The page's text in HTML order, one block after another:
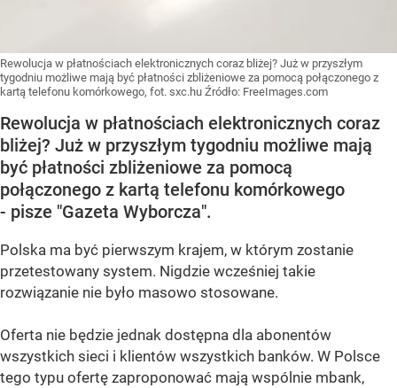
Rewolucja w płatnościach elektronicznych coraz bliżej? Już w przyszłym
tygodniu możliwe mają być płatności zbliżeniowe za pomocą połączonego z
kartą telefonu komórkowego, fot. sxc.hu Źródło: FreeImages.com
Rewolucja w płatnościach elektronicznych coraz
bliżej? Już w przyszłym tygodniu możliwe mają
być płatności zbliżeniowe za pomocą
połączonego z kartą telefonu komórkowego
- pisze "Gazeta Wyborcza".
Polska ma być pierwszym krajem, w którym zostanie
przetestowany system. Nigdzie wcześniej takie
rozwiązanie nie było masowo stosowane.
Oferta nie będzie jednak dostępna dla abonentów
wszystkich sieci i klientów wszystkich banków. W Polsce
tego typu ofertę zaproponować mają wspólnie mbank,